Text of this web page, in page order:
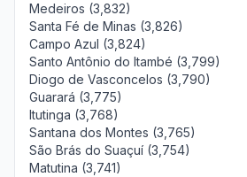
Medeiros (3,832)
Santa Fé de Minas (3,826)
Campo Azul (3,824)
Santo Antônio do Itambé (3,799)
Diogo de Vasconcelos (3,790)
Guarará (3,775)
Itutinga (3,768)
Santana dos Montes (3,765)
São Brás do Suaçuí (3,754)
Matutina (3,741)